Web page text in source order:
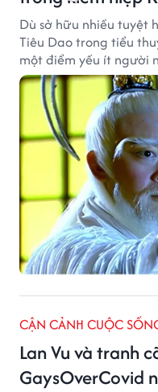
Dù sở hữu nhiều tuyệt
Tiêu Dao trong tiểu
một điểm yếu ít người
CẬN CẢNH CUỘC
Lan Vu và tranh
GaysOverCovid